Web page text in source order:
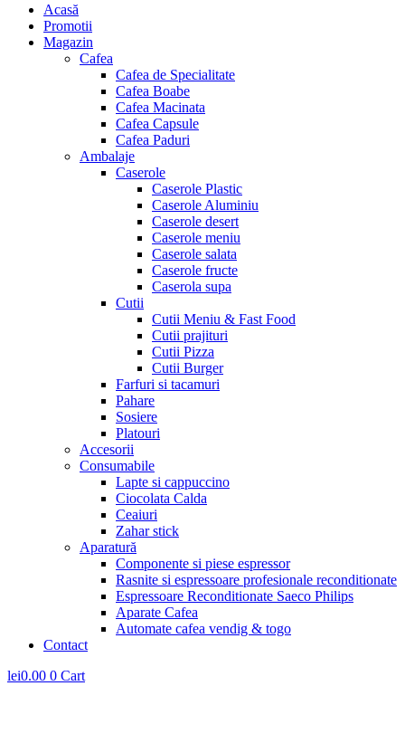
Menu
Acasă
Promotii
Magazin
Cafea
Cafea de Specialitate
Cafea Boabe
Cafea Macinata
Cafea Capsule
Cafea Paduri
Ambalaje
Caserole
Caserole Plastic
Caserole Aluminiu
Caserole desert
Caserole meniu
Caserole salata
Caserole fructe
Caserola supa
Cutii
Cutii Meniu & Fast Food
Cutii prajituri
Cutii Pizza
Cutii Burger
Farfuri si tacamuri
Pahare
Sosiere
Platouri
Accesorii
Consumabile
Lapte si cappuccino
Ciocolata Calda
Ceaiuri
Zahar stick
Aparatură
Componente si piese espressor
Rasnite si espressoare profesionale reconditionate
Espressoare Reconditionate Saeco Philips
Aparate Cafea
Automate cafea vendig & togo
Contact
lei0.00 0 Cart